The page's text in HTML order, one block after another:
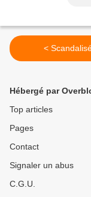
<
Hébergé par
Top articles
Pages
Contact
Signaler un abus
C.G.U.